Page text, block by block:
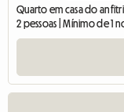
Quarto em casa do
2 pessoas | Mínimo de 1